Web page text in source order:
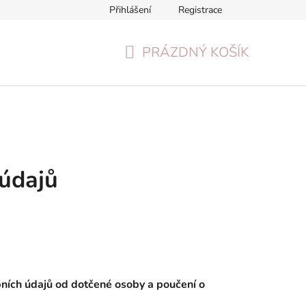
Formulář pro odstoupení od smlouvy Reklamační formulář
Přihlášení Registrace
PRÁZDNÝ KOŠÍK
údajů od dotčené osoby a poučení o